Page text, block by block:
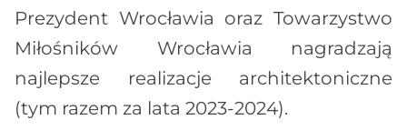
Prezydent Wrocławia oraz Towarzystwo
Miłośników Wrocławia nagradzają
najlepsze realizacje architektoniczne
(tym razem za lata 2023-2024).